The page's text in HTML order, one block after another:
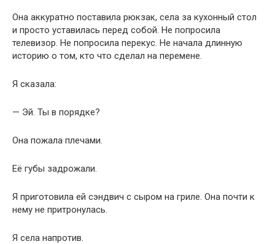
Она аккуратно поставила рюкзак, села за кухонный стол
и просто уставилась перед собой. Не попросила
телевизор. Не попросила перекус. Не начала длинную
историю о том, кто что сделал на перемене.
Я сказала:
— Эй. Ты в порядке?
Она пожала плечами.
Её губы задрожали.
Я приготовила ей сэндвич с сыром на гриле. Она почти к
нему не притронулась.
Я села напротив.